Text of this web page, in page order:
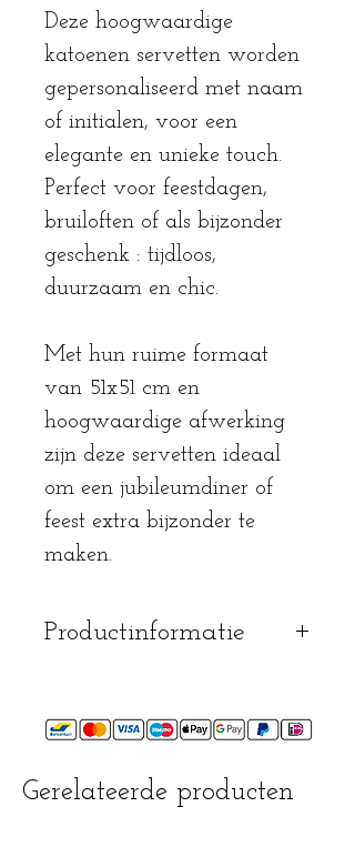
Deze hoogwaardige
katoenen servetten worden
gepersonaliseerd met naam
of initialen, voor een
elegante en unieke touch.
Perfect voor feestdagen,
bruiloften of als bijzonder
geschenk : tijdloos,
duurzaam en chic.
Met hun ruime formaat
van 51x51 cm en
hoogwaardige afwerking
zijn deze servetten ideaal
om een jubileumdiner of
feest extra bijzonder te
maken.
Productinformatie
worden
mag gestreken worden
Gerelateerde producten